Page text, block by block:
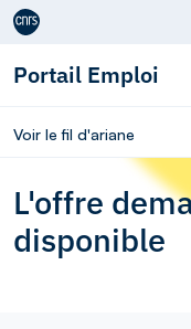
Aller au contenu
Portail Emploi
Voir le fil d'ariane
L'offre
disponible